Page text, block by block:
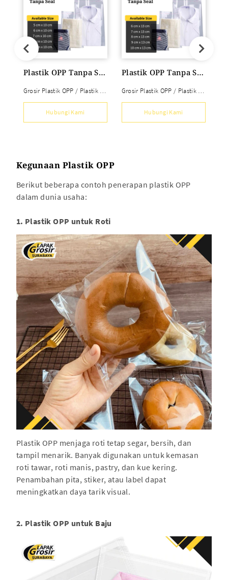
Plastik OPP Tanpa Seal (5X10 s/d 9X10) 30 mic 1 kg
Grosir Plastik OPP / Plastik OPP Tanpa Seal
Hubungi Kami
Plastik OPP Tanpa Seal (6X13 s/d 10X13) 30 mic 1 kg
Grosir Plastik OPP / Plastik OPP Tanpa Seal
Hubungi Kami
Kegunaan Plastik OPP
Berikut beberapa contoh penerapan plastik OPP
dalam dunia usaha:
1. Plastik OPP untuk Roti
Plastik OPP menjaga roti tetap segar, bersih, dan
tampil menarik. Banyak digunakan untuk kemasan
roti tawar, roti manis, pastry, dan kue kering.
Penambahan pita, stiker, atau label dapat
meningkatkan daya tarik visual.
2. Plastik OPP untuk Baju